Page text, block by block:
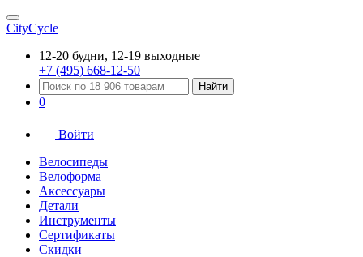
CityCycle
12-20 будни, 12-19 выходные
+7 (495) 668-12-50
Найти
0
Войти
Велосипеды
Велоформа
Аксессуары
Детали
Инструменты
Сертификаты
Скидки